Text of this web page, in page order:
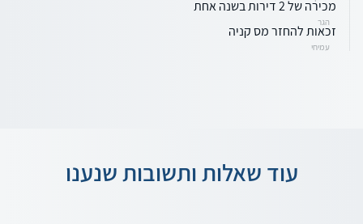
מכירה של 2 דירות בשנה אחת
הגר
זכאות להחזר מס קניה
עמיחי
עוד שאלות ותשובות שנענו